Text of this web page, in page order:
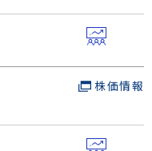
株価情報